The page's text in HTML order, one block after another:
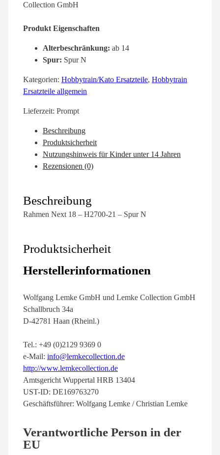
Collection GmbH
Produkt Eigenschaften
Alterbeschränkung: ab 14
Spur: Spur N
Kategorien: Hobbytrain/Kato Ersatzteile, Hobbytrain
Ersatzteile allgemein
Lieferzeit: Prompt
Beschreibung
Produktsicherheit
Nutzungshinweis für Kinder unter 14 Jahren
Rezensionen (0)
Beschreibung
Rahmen Next 18 – H2700-21 – Spur N
Produktsicherheit
Herstellerinformationen
Wolfgang Lemke GmbH und Lemke Collection GmbH
Schallbruch 34a
D-42781 Haan (Rheinl.)
Tel.: +49 (0)2129 9369 0
e-Mail: info@lemkecollection.de
http://www.lemkecollection.de
Amtsgericht Wuppertal HRB 13404
UST-ID: DE169763270
Geschäftsführer: Wolfgang Lemke / Christian Lemke
Verantwortliche Person in der
EU